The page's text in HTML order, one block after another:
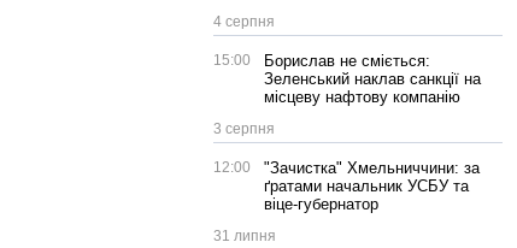
4 серпня
15:00
Борислав не сміється:
Зеленський наклав санкції на
місцеву нафтову компанію
3 серпня
12:00
"Зачистка" Хмельниччини: за
ґратами начальник УСБУ та
віце-губернатор
31 липня